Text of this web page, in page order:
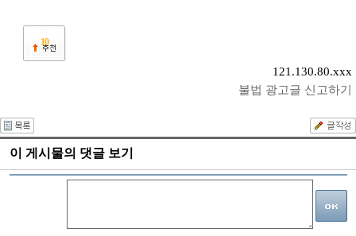
10
121.130.80.xxx
불법 광고글 신고하기
이 게시물의 댓글 보기